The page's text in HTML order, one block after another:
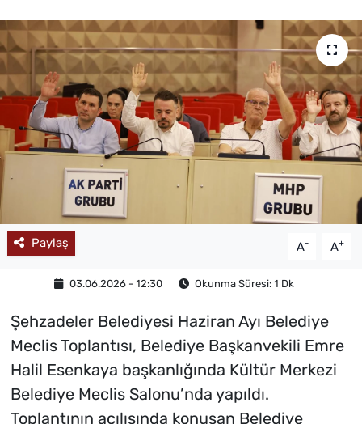
Paylaş A- A+
03.06.2026 - 12:30 Okunma Süresi: 1 Dk
Şehzadeler Belediyesi Haziran Ayı Belediye
Meclis Toplantısı, Belediye Başkanvekili Emre
Halil Esenkaya başkanlığında Kültür Merkezi
Belediye Meclis Salonu’nda yapıldı.
Toplantının açılışında konuşan Belediye